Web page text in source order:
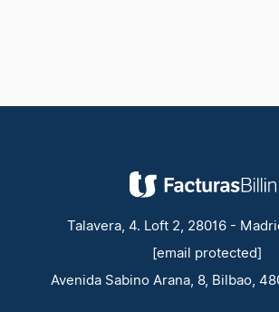
Talavera, 4. Loft 2, 28016 -
[email protected]
Avenida Sabino Arana, 8, Bilbao,